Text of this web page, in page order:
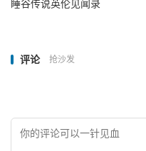
睡谷传说英伦见闻录
评论 抢沙发